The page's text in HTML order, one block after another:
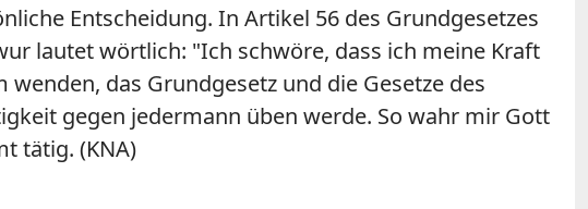
Entscheidung. In Artikel 56 des Grundgesetzes
lautet wörtlich: "Ich schwöre, dass ich meine Kraft
das Grundgesetz und die Gesetze des
gegen jedermann üben werde. So wahr mir Gott
tätig. (KNA)